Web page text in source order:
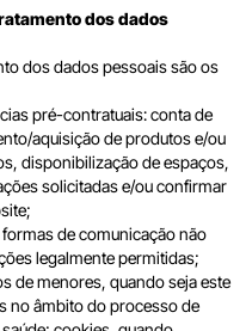
dos dados
dos dados pessoais são os
pré-contratuais: conta de
aquisição de produtos e/ou
disponibilização de espaços,
solicitadas e/ou confirmar
de comunicação não
legalmente permitidas;
de menores, quando seja este
no âmbito do processo de